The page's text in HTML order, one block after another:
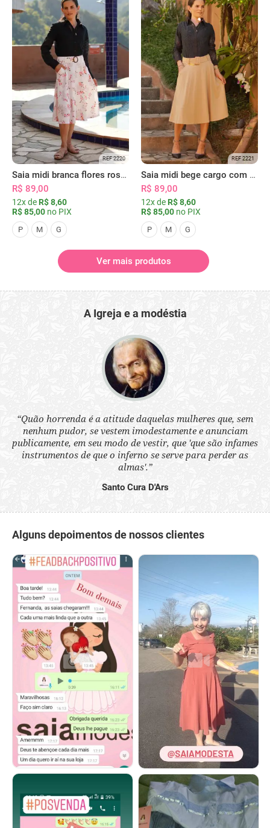
REF 2220
Saia midi branca flores rosas com bolsos
R$ 89,00
12x de R$ 8,60
R$ 85,00 no PIX
P M G
REF 2221
Saia midi bege cargo com bolsos
R$ 89,00
12x de R$ 8,60
R$ 85,00 no PIX
P M G
Ver mais produtos
A Igreja e a modéstia
“Quão horrenda é a atitude daquelas mulheres que, sem
nenhum pudor, se vestem imodestamente e anunciam
publicamente, em seu modo de vestir, que 'que são infames
instrumentos de que o inferno se serve para perder as
almas'.”
Santo Cura D'Ars
Alguns depoimentos de nossos clientes